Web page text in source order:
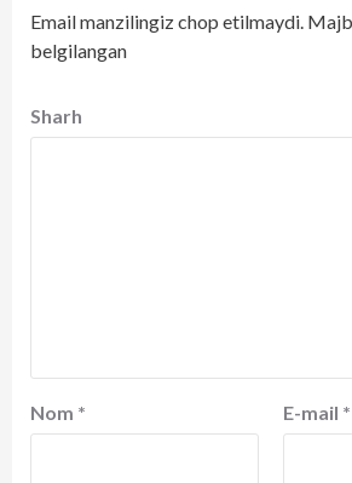
Email manzilingiz chop etilmaydi.
belgilangan
Sharh
Nom * E-mail *